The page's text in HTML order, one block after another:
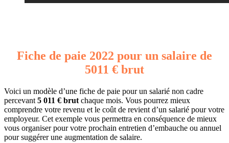
Fiche de paie 2022 pour un salaire de
5011 € brut
Voici un modèle d’une fiche de paie pour un salarié non cadre
percevant 5 011 € brut chaque mois. Vous pourrez mieux
comprendre votre revenu et le coût de revient d’un salarié pour votre
employeur. Cet exemple vous permettra en conséquence de mieux
vous organiser pour votre prochain entretien d’embauche ou annuel
pour suggérer une augmentation de salaire.